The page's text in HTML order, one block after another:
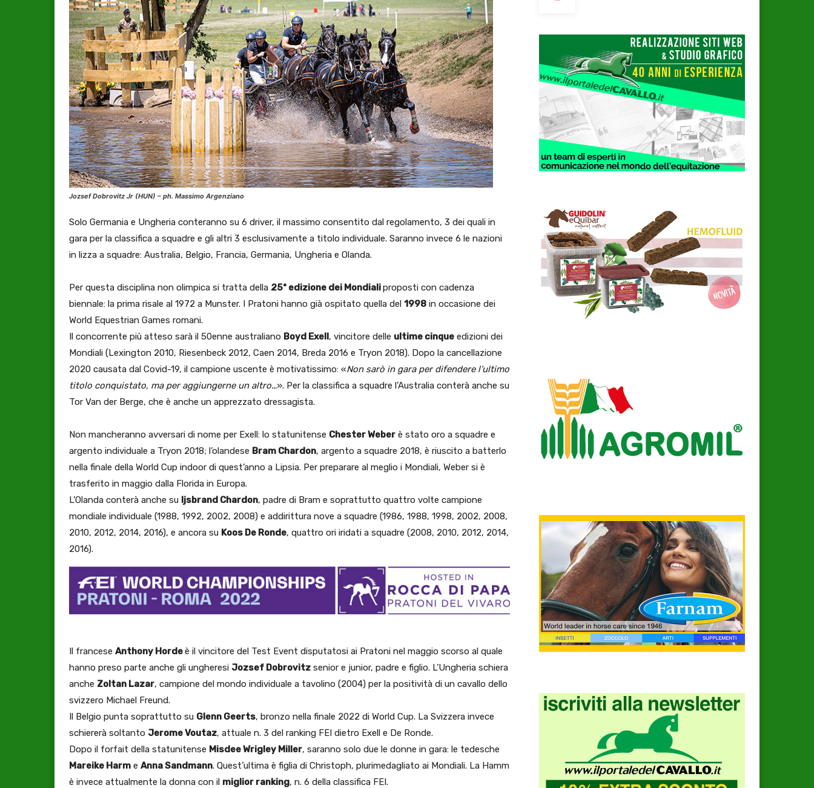
Jozsef Dobrovitz Jr (HUN) – ph. Massimo Argenziano
Solo Germania e Ungheria conteranno su 6 driver, il massimo consentito dal regolamento, 3 dei quali in
gara per la classifica a squadre e gli altri 3 esclusivamente a titolo individuale. Saranno invece 6 le nazioni
in lizza a squadre: Australia, Belgio, Francia, Germania, Ungheria e Olanda.
Per questa disciplina non olimpica si tratta della 25ª edizione dei Mondialiproposti con cadenza
biennale: la prima risale al 1972 a Munster. I Pratoni hanno già ospitato quella del 1998 in occasione dei
World Equestrian Games romani.
Il concorrente più atteso sarà il 50enne australiano Boyd Exell, vincitore delle ultime cinque edizioni dei
Mondiali (Lexington 2010, Riesenbeck 2012, Caen 2014, Breda 2016 e Tryon 2018). Dopo la cancellazione
2020 causata dal Covid-19, il campione uscente è motivatissimo: «Non sarò in gara per difendere l’ultimo
titolo conquistato, ma per aggiungerne un altro…». Per la classifica a squadre l’Australia conterà anche su
Tor Van der Berge, che è anche un apprezzato dressagista.
Non mancheranno avversari di nome per Exell: lo statunitense Chester Weber è stato oro a squadre e
argento individuale a Tryon 2018; l’olandese Bram Chardon, argento a squadre 2018, è riuscito a batterlo
nella finale della World Cup indoor di quest’anno a Lipsia. Per preparare al meglio i Mondiali, Weber si è
trasferito in maggio dalla Florida in Europa.
L’Olanda conterà anche su Ijsbrand Chardon, padre di Bram e soprattutto quattro volte campione
mondiale individuale (1988, 1992, 2002, 2008) e addirittura nove a squadre (1986, 1988, 1998, 2002, 2008,
2010, 2012, 2014, 2016), e ancora su Koos De Ronde, quattro ori iridati a squadre (2008, 2010, 2012, 2014,
2016).
Il francese Anthony Hordeè il vincitore del Test Event disputatosi ai Pratoni nel maggio scorso al quale
hanno preso parte anche gli ungheresi Jozsef Dobrovitz senior e junior, padre e figlio. L’Ungheria schiera
anche Zoltan Lazar, campione del mondo individuale a tavolino (2004) per la positività di un cavallo dello
svizzero Michael Freund.
Il Belgio punta soprattutto su Glenn Geerts, bronzo nella finale 2022 di World Cup. La Svizzera invece
schiererà soltanto Jerome Voutaz, attuale n. 3 del ranking FEI dietro Exell e De Ronde.
Dopo il forfait della statunitense Misdee Wrigley Miller, saranno solo due le donne in gara: le tedesche
Mareike Harm e Anna Sandmann. Quest’ultima è figlia di Christoph, plurimedagliato ai Mondiali. La Hamm
è invece attualmente la donna con il miglior ranking, n. 6 della classifica FEI.